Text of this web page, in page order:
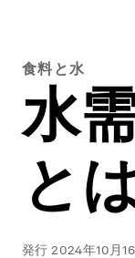
食料と水
水
と
発行2024年10月